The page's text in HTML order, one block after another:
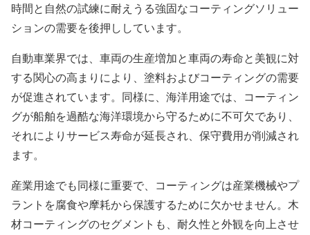
時間と自然の試練に耐えうる強固なコーティングソリュー
ションの需要を後押ししています。
自動車業界では、車両の生産増加と車両の寿命と美観に対
する関心の高まりにより、塗料およびコーティングの需要
が促進されています。同様に、海洋用途では、コーティン
グが船舶を過酷な海洋環境から守るために不可欠であり、
それによりサービス寿命が延長され、保守費用が削減され
ます。
産業用途でも同様に重要で、コーティングは産業機械やプ
ラントを腐食や摩耗から保護するために欠かせません。木
材コーティングのセグメントも、耐久性と外観を向上させ